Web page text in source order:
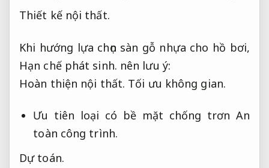
Thiết kế nội thất.
Khi hướng lựa chọn sàn gỗ nhựa cho hồ bơi,
Hạn chế phát sinh. nên lưu ý:
Hoàn thiện nội thất. Tối ưu không gian.
Ưu tiên loại có bề mặt chống trơn An
toàn công trình.
Dự toán.